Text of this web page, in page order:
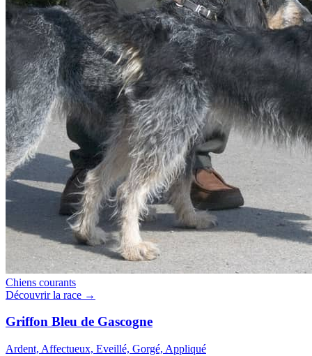
Chiens courants
Découvrir la race →
Griffon Bleu de Gascogne
Ardent, Affectueux, Eveillé, Gorgé, Appliqué